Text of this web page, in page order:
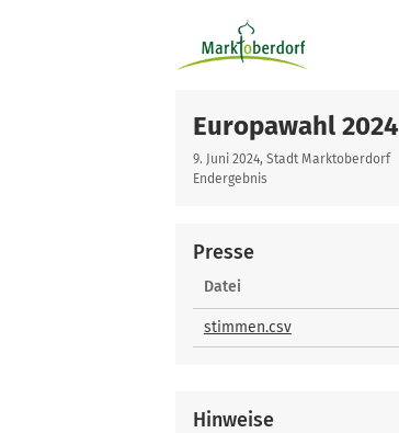
Europawahl 2024
9. Juni 2024, Stadt Marktoberdorf
Endergebnis
Presse
Presse
Datei
stimmen.csv
Hinweise